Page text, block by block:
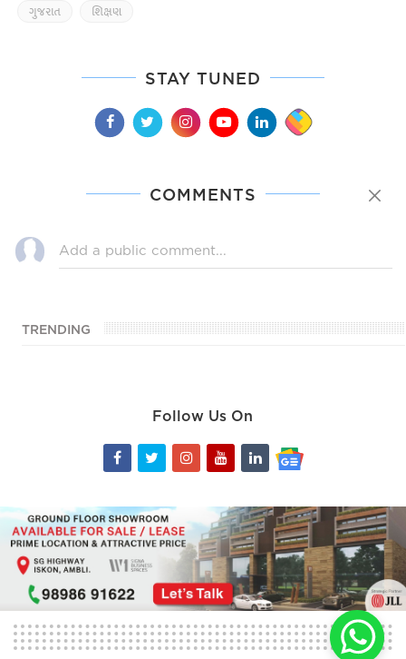
ગુજરાત શિક્ષણ
STAY TUNED
COMMENTS
TRENDING
Follow Us On